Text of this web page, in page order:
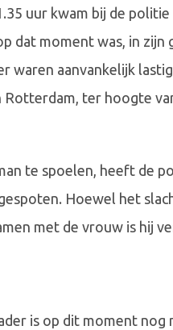
uur kwam bij de
dat moment was, in
waren aanvankelijk
ter hoogte
te spoelen, heeft de
Hoewel het
met de vrouw is hij
is op dit moment nog